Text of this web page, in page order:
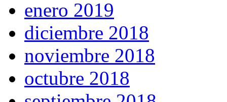
enero 2019
diciembre 2018
noviembre 2018
octubre 2018